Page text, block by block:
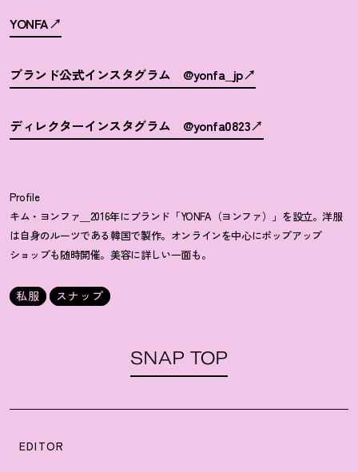
YONFA
ブランド公式インスタグラム @yonfa_jp
ディレクターインスタグラム @yonfa0823
Profile
キム・ヨンファ＿2016年にブランド「YONFA（ヨンファ）」を設立。洋服
は自身のルーツである韓国で製作。オンラインを中心にポップアップ
ショップも随時開催。美容に詳しい一面も。
私服 スナップ
SNAP TOP
EDITOR